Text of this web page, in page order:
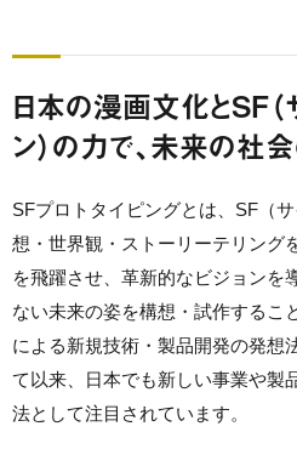
日本の漫画文化とSF（
ン）の力で、未来の社
SFプロトタイピングとは、SF（
想・世界観・ストーリーテリング
を飛躍させ、革新的なビジョンを
ない未来の姿を構想・試作するこ
による新規技術・製品開発の発想
て以来、日本でも新しい事業や製
法として注目されています。